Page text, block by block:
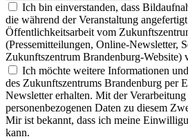
Ich bin einverstanden, dass
die während der Veranstaltung
Öffentlichkeitsarbeit vom
(Pressemitteilungen, Online-Newsletter,
Zukunftszentrum Brandenburg-Website)
Ich möchte weitere Informationen
des Zukunftszentrums Brandenburg per
Newsletter erhalten. Mit der Verarbeitung
personenbezogenen Daten zu diesem
Mir ist bekannt, dass ich meine
kann.